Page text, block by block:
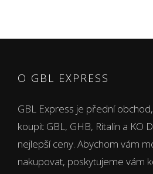
O GBL EXPRESS
GBL Express je přední
koupit GBL, GHB, Ritalin a KO
nejlepší ceny. Abychom vám
nakupovat, poskytujeme vám